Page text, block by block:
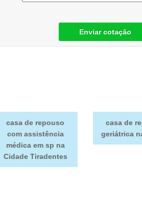
Enviar cotação
casa de repouso
com assistência
médica em sp na
Cidade Tiradentes
casa de
geriátrica